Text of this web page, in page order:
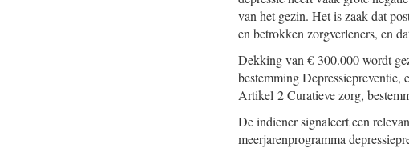
van het gezin. Het is zaak dat
en betrokken zorgverleners, en
Dekking van € 300.000 wordt
bestemming
Artikel 2 Curatieve zorg,
De indiener signaleert een
meerjarenprogramma